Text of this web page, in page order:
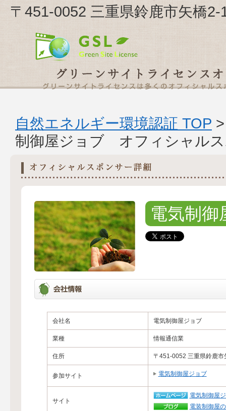
〒451-0052 三重県鈴鹿市矢橋
自然エネルギー環境認証 TOP
制御屋ジョブ オフィシャル
電気制御
会社名 電気制御屋ジョブ
業種 情報通信業
住所 〒451-0052 三重県鈴鹿市
参加サイト 電気制御屋ジョブ
サイト
電気制御屋
電装制御屋